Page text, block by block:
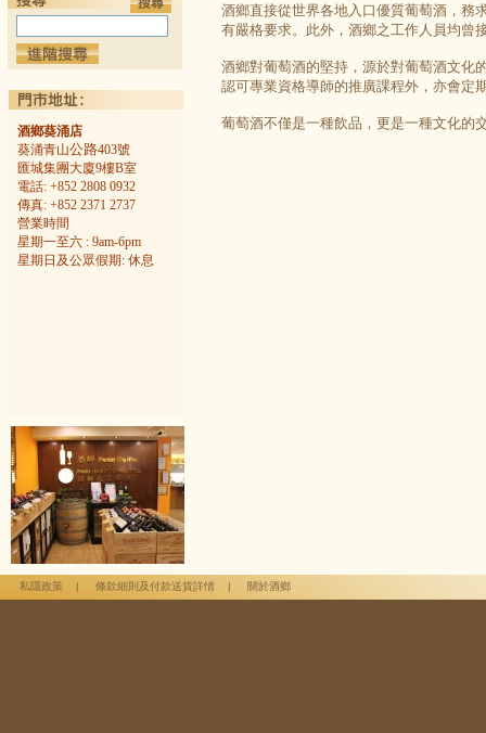
酒鄉葵涌店
葵涌青山公路403號
匯城集團大廈9樓B室
電話: +852 2808 0932
傳真: +852 2371 2737
營業時間
星期一至六 : 9am-6pm
星期日及公眾假期: 休息
酒鄉直接從世界各地入口優質葡萄酒，務
有嚴格要求。此外，酒鄉之工作人員均曾
酒鄉對葡萄酒的堅持，源於對葡萄酒文化
認可專業資格導師的推廣課程外，亦會定
葡萄酒不僅是一種飲品，更是一種文化的
私隱政策 | 條款細則及付款送貨詳情 | 關於酒鄉